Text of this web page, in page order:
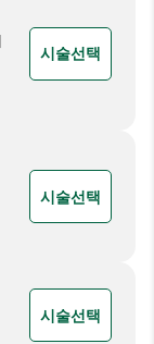
시술선택
시술선택
시술선택